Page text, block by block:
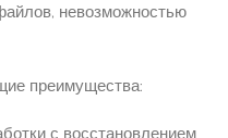
невозможностью
преимущества: